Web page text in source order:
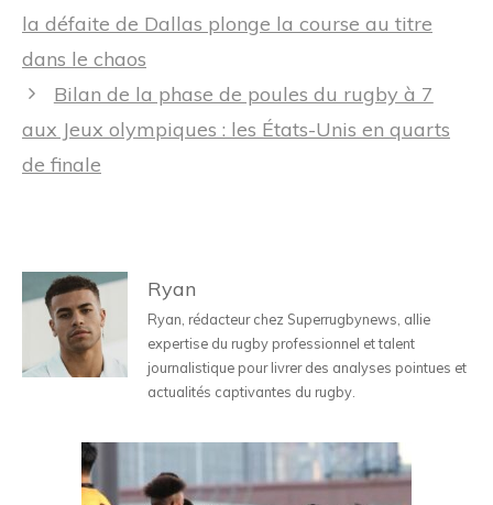
des
la défaite de Dallas plonge la course au titre
dans le chaos
Bilan de la phase de poules du rugby à 7
aux Jeux olympiques : les États-Unis en quarts
de finale
Ryan
Ryan, rédacteur chez Superrugbynews, allie
expertise du rugby professionnel et talent
journalistique pour livrer des analyses pointues et
actualités captivantes du rugby.